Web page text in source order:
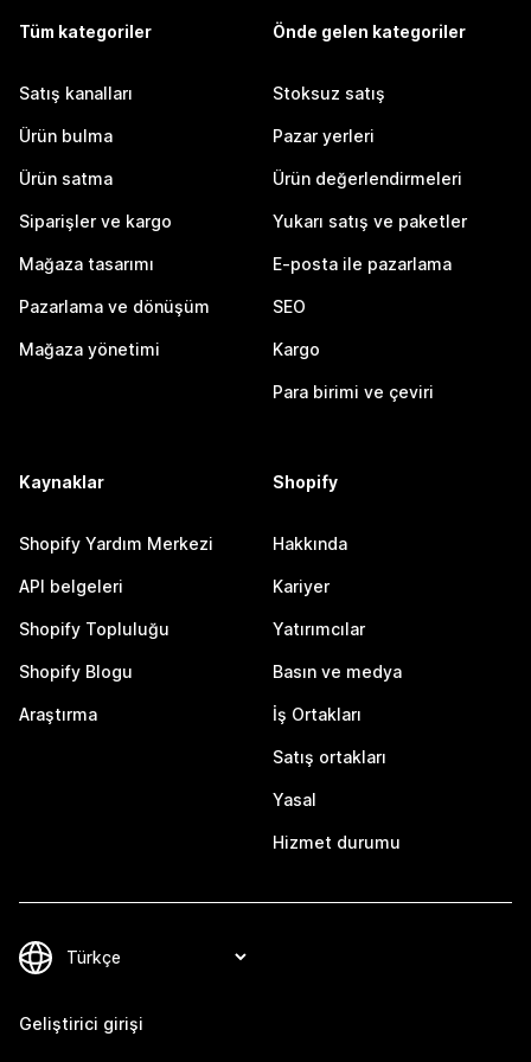
Tüm kategoriler
Satış kanalları
Ürün bulma
Ürün satma
Siparişler ve kargo
Mağaza tasarımı
Pazarlama ve dönüşüm
Mağaza yönetimi
Önde gelen kategoriler
Stoksuz satış
Pazar yerleri
Ürün değerlendirmeleri
Yukarı satış ve paketler
E-posta ile pazarlama
SEO
Kargo
Para birimi ve çeviri
Kaynaklar
Shopify Yardım Merkezi
API belgeleri
Shopify Topluluğu
Shopify Blogu
Araştırma
Shopify
Hakkında
Kariyer
Yatırımcılar
Basın ve medya
İş Ortakları
Satış ortakları
Yasal
Hizmet durumu
Geliştirici girişi